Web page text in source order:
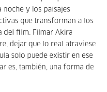
noche y los paisajes
que transforman a los
del film. Filmar Akira
dejar que lo real atraviese
solo puede existir en ese
es, también, una forma de